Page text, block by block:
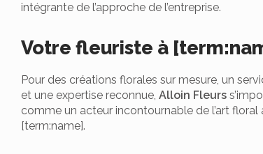
intégrante de l’approche de l’entreprise.
Votre fleuriste à
Pour des créations florales sur mesure, un
et une expertise reconnue, Alloin Fleurs
comme un acteur incontournable de l’art floral
[term:name].